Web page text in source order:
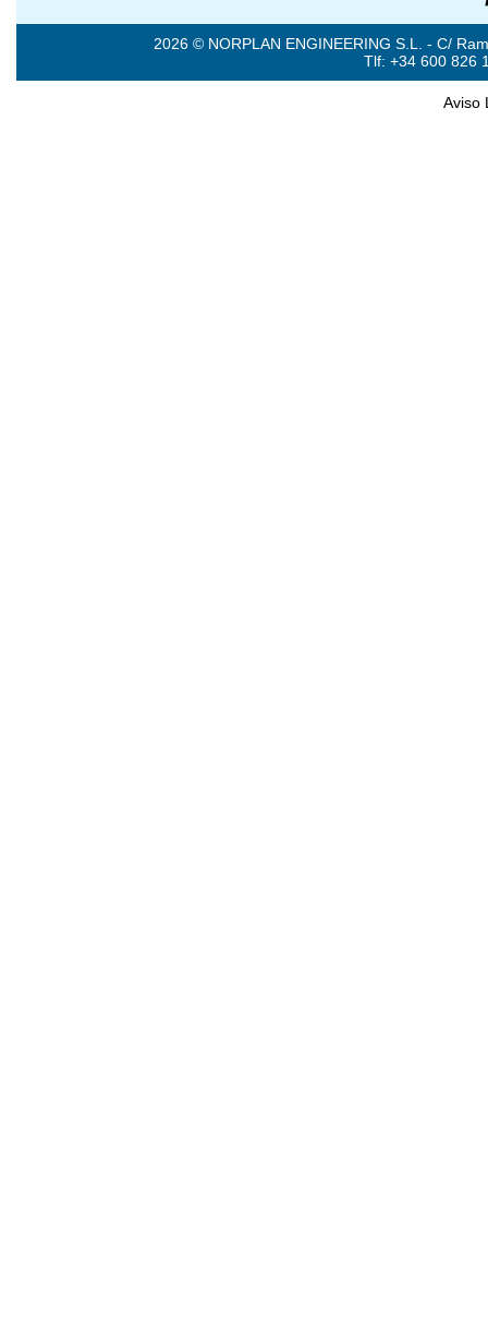
2026 © NORPLAN ENGINEERING S.L. - C/
Tlf: +34 600 826
Aviso